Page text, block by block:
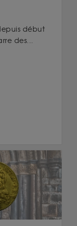
début
des...